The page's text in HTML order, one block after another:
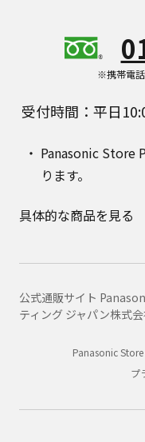
※携帯電
受付時間：平日
Panasonic Store
ります。
具体的な商品を見る
公式通販サイト
ティング ジャパン株式
Panasonic
プ